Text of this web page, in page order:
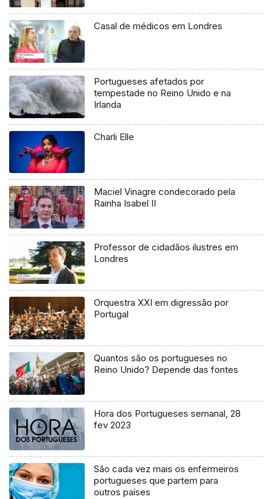
Casal de médicos em Londres
Portugueses afetados por
tempestade no Reino Unido e na
Irlanda
Charli Elle
Maciel Vinagre condecorado pela
Rainha Isabel II
Professor de cidadãos ilustres em
Londres
Orquestra XXI em digressão por
Portugal
Quantos são os portugueses no
Reino Unido? Depende das fontes
Hora dos Portugueses semanal, 28
fev 2023
São cada vez mais os enfermeiros
portugueses que partem para
outros países